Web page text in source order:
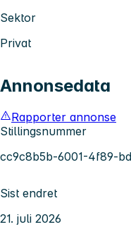
Sektor
Privat
Annonsedata
Rapporter annonse
Stillingsnummer
cc9c8b5b-6001-4f89-
Sist endret
21. juli 2026